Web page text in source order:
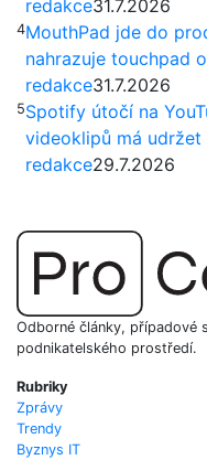
redakce31.7.2026
4MouthPad jde do
nahrazuje touchpad
redakce31.7.2026
5Spotify útočí na
videoklipů má
redakce29.7.2026
Odborné články, případové
podnikatelského prostředí.
Rubriky
Zprávy
Trendy
Byznys IT